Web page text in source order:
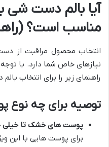
آیا بالم دست شی
مناسب است؟
انتخاب محصول مراقبت از
نیازهای خاص شما دارد. با
راهنمای زیر را برای انتخاب
توصیه برای چه نوع
پوست های خشک تا
برای پوست هایی با این